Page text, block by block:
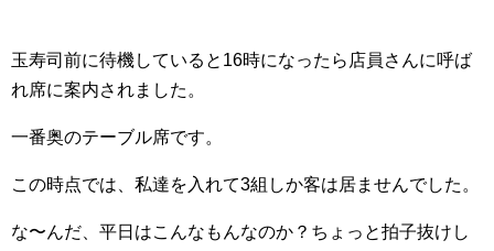
玉寿司前に待機していると16時になったら店員さんに呼ば
れ席に案内されました。
一番奥のテーブル席です。
この時点では、私達を入れて3組しか客は居ませんでした。
な〜んだ、平日はこんなもんなのか？ちょっと拍子抜けし